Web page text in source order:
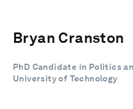
Bryan Cranston
PhD Candidate in Politics
University of Technology